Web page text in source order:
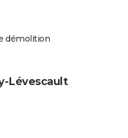
démolition
Lévescault